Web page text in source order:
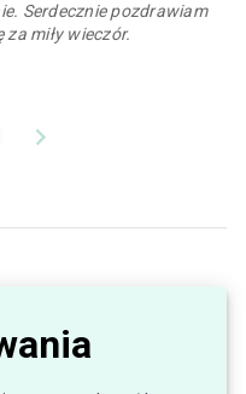
Serdecznie pozdrawiam
miły wieczór.